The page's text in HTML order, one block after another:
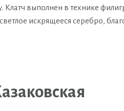
Клатч выполнен в технике
искрящееся серебро,